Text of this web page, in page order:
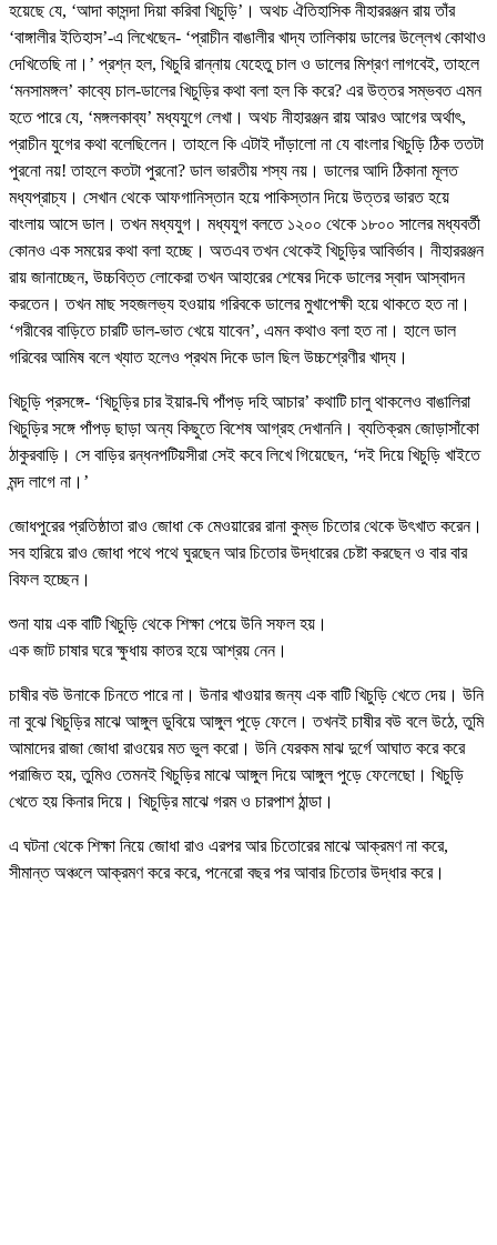
হয়েছে যে, ‘আদা কাসন্দা দিয়া করিবা খিচুড়ি’। অথচ ঐতিহাসিক নীহাররঞ্জন রায় তাঁর
‘বাঙ্গালীর ইতিহাস’-এ লিখেছেন- ‘প্রাচীন বাঙালীর খাদ্য তালিকায় ডালের উল্লেখ কোথাও
দেখিতেছি না।’ প্রশ্ন হল, খিচুরি রান্নায় যেহেতু চাল ও ডালের মিশ্রণ লাগবেই, তাহলে
‘মনসামঙ্গল’ কাব্যে চাল-ডালের খিচুড়ির কথা বলা হল কি করে? এর উত্তর সম্ভবত এমন
হতে পারে যে, ‘মঙ্গলকাব্য’ মধ্যযুগে লেখা। অথচ নীহারঞ্জন রায় আরও আগের অর্থাৎ,
প্রাচীন যুগের কথা বলেছিলেন। তাহলে কি এটাই দাঁড়ালো না যে বাংলার খিচুড়ি ঠিক ততটা
পুরনো নয়! তাহলে কতটা পুরনো? ডাল ভারতীয় শস্য নয়। ডালের আদি ঠিকানা মূলত
মধ্যপ্রাচ্য। সেখান থেকে আফগানিস্তান হয়ে পাকিস্তান দিয়ে উত্তর ভারত হয়ে
বাংলায় আসে ডাল। তখন মধ্যযুগ। মধ্যযুগ বলতে ১২০০ থেকে ১৮০০ সালের মধ্যবর্তী
কোনও এক সময়ের কথা বলা হচ্ছে। অতএব তখন থেকেই খিচুড়ির আবির্ভাব। নীহাররঞ্জন
রায় জানাচ্ছেন, উচ্চবিত্ত লোকেরা তখন আহারের শেষের দিকে ডালের স্বাদ আস্বাদন
করতেন। তখন মাছ সহজলভ্য হওয়ায় গরিবকে ডালের মুখাপেক্ষী হয়ে থাকতে হত না।
‘গরীবের বাড়িতে চারটি ডাল-ভাত খেয়ে যাবেন’, এমন কথাও বলা হত না। হালে ডাল
গরিবের আমিষ বলে খ্যাত হলেও প্রথম দিকে ডাল ছিল উচ্চশ্রেণীর খাদ্য।
খিচুড়ি প্রসঙ্গে- ‘খিচুড়ির চার ইয়ার-ঘি পাঁপড় দহি আচার’ কথাটি চালু থাকলেও বাঙালিরা
খিচুড়ির সঙ্গে পাঁপড় ছাড়া অন্য কিছুতে বিশেষ আগ্রহ দেখাননি। ব্যতিক্রম জোড়াসাঁকো
ঠাকুরবাড়ি। সে বাড়ির রন্ধনপটিয়সীরা সেই কবে লিখে গিয়েছেন, ‘দই দিয়ে খিচুড়ি খাইতে
মন্দ লাগে না।’
জোধপুরের প্রতিষ্ঠাতা রাও জোধা কে মেওয়ারের রানা কুম্ভ চিতোর থেকে উৎখাত করেন।
সব হারিয়ে রাও জোধা পথে পথে ঘুরছেন আর চিতোর উদ্ধারের চেষ্টা করছেন ও বার বার
বিফল হচ্ছেন।
শুনা যায় এক বাটি খিচুড়ি থেকে শিক্ষা পেয়ে উনি সফল হয়।
এক জাট চাষার ঘরে ক্ষুধায় কাতর হয়ে আশ্রয় নেন।
চাষীর বউ উনাকে চিনতে পারে না। উনার খাওয়ার জন্য এক বাটি খিচুড়ি খেতে দেয়। উনি
না বুঝে খিচুড়ির মাঝে আঙ্গুল ডুবিয়ে আঙ্গুল পুড়ে ফেলে। তখনই চাষীর বউ বলে উঠে, তুমি
আমাদের রাজা জোধা রাওয়ের মত ভুল করো। উনি যেরকম মাঝ দুর্গে আঘাত করে করে
পরাজিত হয়, তুমিও তেমনই খিচুড়ির মাঝে আঙ্গুল দিয়ে আঙ্গুল পুড়ে ফেলেছো। খিচুড়ি
খেতে হয় কিনার দিয়ে। খিচুড়ির মাঝে গরম ও চারপাশ ঠান্ডা।
এ ঘটনা থেকে শিক্ষা নিয়ে জোধা রাও এরপর আর চিতোরের মাঝে আক্রমণ না করে,
সীমান্ত অঞ্চলে আক্রমণ করে করে, পনেরো বছর পর আবার চিতোর উদ্ধার করে।